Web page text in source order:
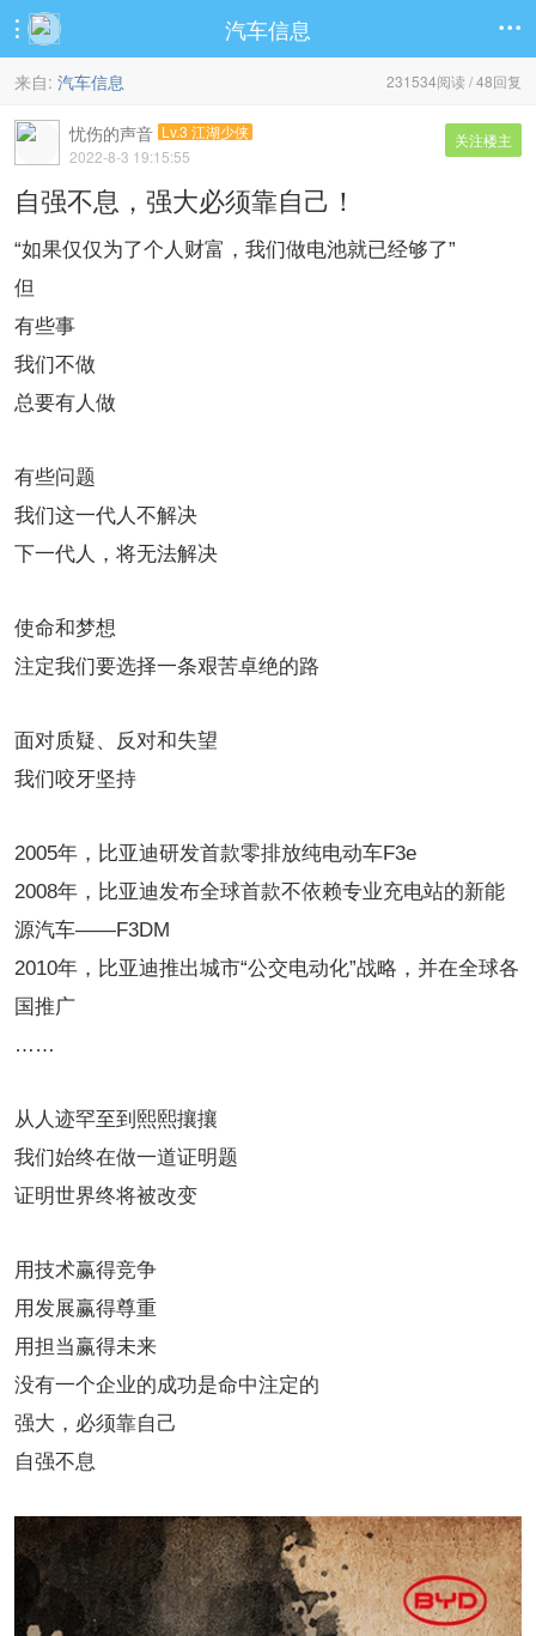
 汽车信息 
231534阅读 / 48回复
来自: 汽车信息
关注楼主
忧伤的声音 Lv.3 江湖少侠
2022-8-3 19:15:55
自强不息，强大必须靠自己！
“如果仅仅为了个人财富，我们做电池就已经够了”
但
有些事
我们不做
总要有人做
有些问题
我们这一代人不解决
下一代人，将无法解决
使命和梦想
注定我们要选择一条艰苦卓绝的路
面对质疑、反对和失望
我们咬牙坚持
2005年，比亚迪研发首款零排放纯电动车F3e
2008年，比亚迪发布全球首款不依赖专业充电站的新能
源汽车——F3DM
2010年，比亚迪推出城市“公交电动化”战略，并在全球各
国推广
……
从人迹罕至到熙熙攘攘
我们始终在做一道证明题
证明世界终将被改变
用技术赢得竞争
用发展赢得尊重
用担当赢得未来
没有一个企业的成功是命中注定的
强大，必须靠自己
自强不息